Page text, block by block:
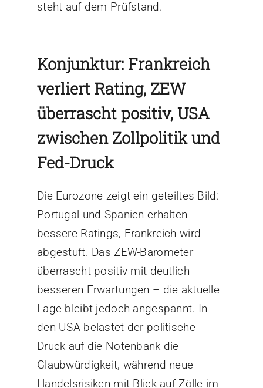
steht auf dem Prüfstand.
Konjunktur: Frankreich
verliert Rating, ZEW
überrascht positiv, USA
zwischen Zollpolitik und
Fed-Druck
Die Eurozone zeigt ein geteiltes Bild:
Portugal und Spanien erhalten
bessere Ratings, Frankreich wird
abgestuft. Das ZEW-Barometer
überrascht positiv mit deutlich
besseren Erwartungen – die aktuelle
Lage bleibt jedoch angespannt. In
den USA belastet der politische
Druck auf die Notenbank die
Glaubwürdigkeit, während neue
Handelsrisiken mit Blick auf Zölle im